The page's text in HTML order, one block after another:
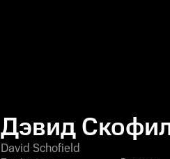
Дэвид
David Schofield